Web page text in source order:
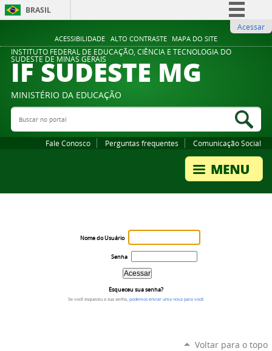
ACESSIBILIDADE ALTO CONTRASTE MAPA DO SITE
BRASIL
Comunica BR
Participe
Legislação
Acessar
INSTITUTO FEDERAL DE EDUCAÇÃO, CIÊNCIA E TECNOLOGIA DO
SUDESTE DE MINAS GERAIS
IF SUDESTE MG
MINISTÉRIO DA EDUCAÇÃO
Buscar no portal
Fale Conosco Perguntas frequentes Comunicação Social
Nome do Usuário
Senha
Esqueceu sua senha?
Se você esqueceu a sua senha, podemos enviar uma nova para você.
Voltar para o topo